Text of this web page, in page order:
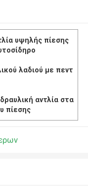
υψηλής πίεσης
λαδιού με πεντ
αντλία στα
πίεσης